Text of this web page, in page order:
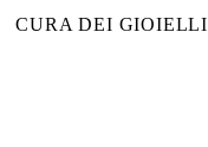
CURA DEI GIOIELLI